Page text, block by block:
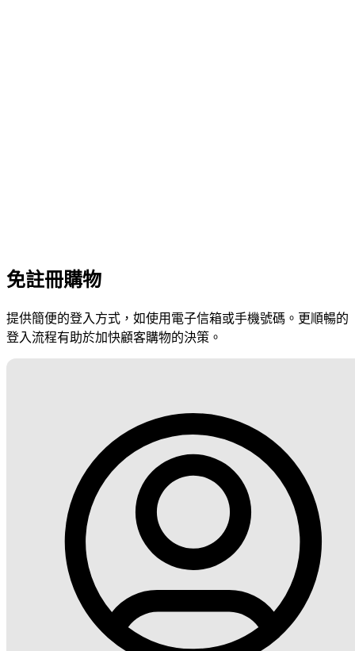
免註冊購物
提供簡便的登入方式，如使用電子信箱或手機號碼。更順暢的
登入流程有助於加快顧客購物的決策。